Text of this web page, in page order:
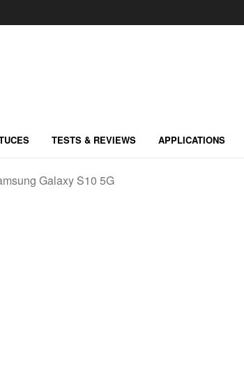
TESTS & REVIEWS APPLICATIONS
Galaxy S10 5G